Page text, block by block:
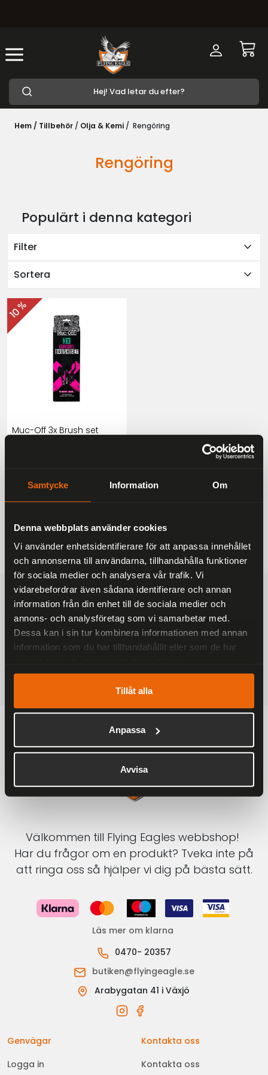
Samtycke Information Om
Denna webbplats använder cookies
Vi använder enhetsidentifierare för att anpassa innehållet
och annonserna till användarna, tillhandahålla funktioner
för sociala medier och analysera vår trafik. Vi
vidarebefordrar även sådana identifierare och annan
information från din enhet till de sociala medier och
annons- och analysföretag som vi samarbetar med.
Dessa kan i sin tur kombinera informationen med annan
information som du har tillhandahållit eller som de har
Tillåt alla
Anpassa
Avvisa
Hem / Tillbehör / Olja & Kemi / Rengöring
Rengöring
Populärt i denna kategori
Filter expand_more
Sortera expand_more
10 %
Muc-Off 3x Brush set
FRAKTFRITT
På alla ordrar över 2000 kr
1-3 DAGAR LEVERANS
Inom Sverige med DHL
Betalkort, Klarna eller Swish
Välkommen till Flying Eagles webbshop!
Har du frågor om en produkt? Tveka inte på
att ringa oss så hjälper vi dig på bästa sätt.
Läs mer om klarna
0470- 20357
butiken@flyingeagle.se
Arabygatan 41 i Växjö
Genvägar
Logga in
Kontakta oss
Kontakta oss